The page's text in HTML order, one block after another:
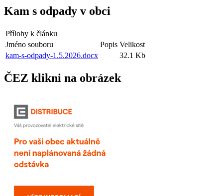
Kam s odpady v obci
Přílohy k článku
Jméno souboru
Popis Velikost
kam-s-odpady-1.5.2026.docx
32.1 Kb
ČEZ klikni na obrázek